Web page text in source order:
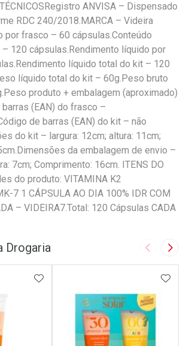
ANVISA – Dispensado
RDC 240/2018.MARCA – Videira
por frasco – 60 cápsulas.Conteúdo
120 cápsulas.Rendimento líquido por
líquido total do kit – 120
líquido total do kit – 60g.Peso bruto
produto + embalagem (aproximado)
(EAN) do frasco –
de barras (EAN) do kit – não
do kit – largura: 12cm; altura: 11cm;
da embalagem de envio –
7cm; Comprimento: 16cm. ITENS DO
do produto: VITAMINA K2
7 1 CÁPSULA AO DIA 100% IDR COM
– VIDEIRA7.Total: 120 Cápsulas CADA
Drogaria Imagem
ADICIONAR AOS FAVORITOS